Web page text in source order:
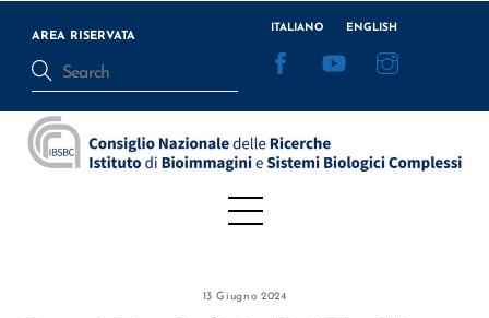
content
AREA RISERVATA
ITALIANO ENGLISH
Menu
13 Giugno 2024